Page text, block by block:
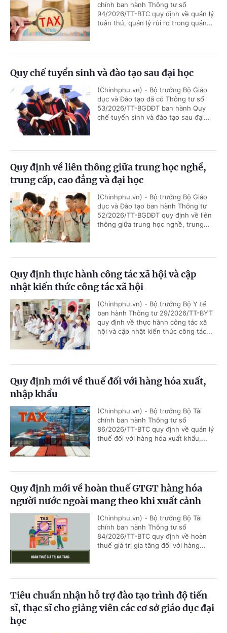
chính ban hành Thông tư số
94/2026/TT-BTC quy định về quản lý
tuân thủ, quản lý rủi ro trong quản...
Quy chế tuyển sinh và đào tạo sau đại học
(Chinhphu.vn) - Bộ trưởng Bộ Giáo
dục và Đào tạo đã có Thông tư số
53/2026/TT-BGDĐT ban hành Quy
chế tuyển sinh và đào tạo sau đại...
Quy định về liên thông giữa trung học nghề,
trung cấp, cao đẳng và đại học
(Chinhphu.vn) - Bộ trưởng Bộ Giáo
dục và Đào tạo ban hành Thông tư
52/2026/TT-BGDĐT quy định về liên
thông giữa trung học nghề, trung...
Quy định thực hành công tác xã hội và cập
nhật kiến thức công tác xã hội
(Chinhphu.vn) - Bộ trưởng Bộ Y tế
ban hành Thông tư 29/2026/TT-BYT
quy định về thực hành công tác xã
hội và cập nhật kiến thức công tác...
Quy định mới về thuế đối với hàng hóa xuất,
nhập khẩu
(Chinhphu.vn) - Bộ trưởng Bộ Tài
chính ban hành Thông tư số
86/2026/TT-BTC quy định về quản lý
thuế đối với hàng hóa xuất khẩu,...
Quy định mới về hoàn thuế GTGT hàng hóa
người nước ngoài mang theo khi xuất cảnh
(Chinhphu.vn) - Bộ trưởng Bộ Tài
chính ban hành Thông tư số
84/2026/TT-BTC quy định về hoàn
thuế giá trị gia tăng đối với hàng...
Tiêu chuẩn nhận hỗ trợ đào tạo trình độ tiến
sĩ, thạc sĩ cho giảng viên các cơ sở giáo dục đại
học